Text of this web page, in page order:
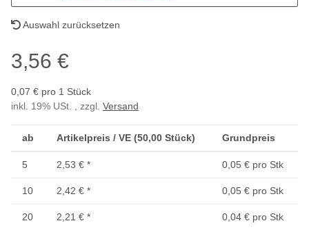
Auswahl zurücksetzen
3,56 €
0,07 € pro 1 Stück
inkl. 19% USt. , zzgl. Versand
ab Artikelpreis / VE (50,00 Stück) Grundpreis
5 2,53 € * 0,05 € pro Stk
10 2,42 € * 0,05 € pro Stk
20 2,21 € * 0,04 € pro Stk